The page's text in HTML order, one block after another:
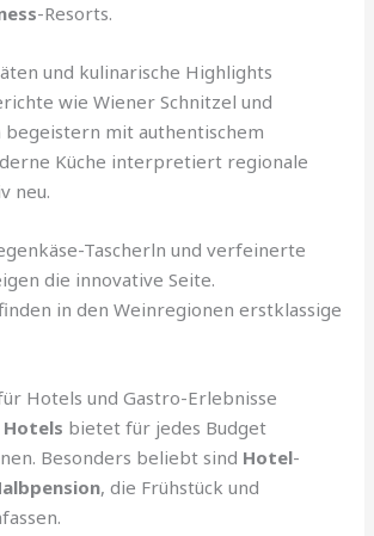
-Resorts.
und kulinarische Highlights
wie Wiener Schnitzel und
begeistern mit authentischem
Küche interpretiert regionale
neu.
Tascherln und verfeinerte
die innovative Seite.
in den Weinregionen erstklassige
Hotels und Gastro-Erlebnisse
Hotels bietet für jedes Budget
Besonders beliebt sind Hotel-
, die Frühstück und